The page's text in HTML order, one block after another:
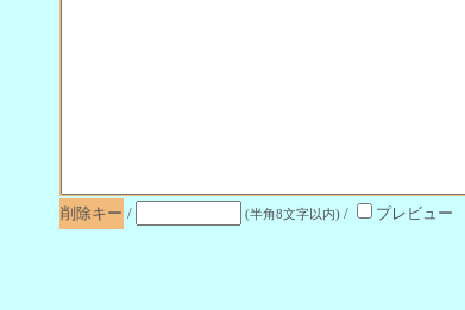
削除キー / (半角8文字以内) / プレビュー